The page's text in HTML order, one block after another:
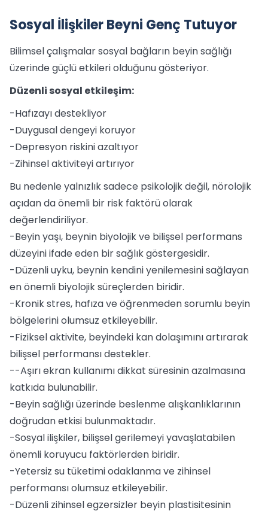
Sosyal İlişkiler Beyni Genç Tutuyor
Bilimsel çalışmalar sosyal bağların beyin sağlığı
üzerinde güçlü etkileri olduğunu gösteriyor.
Düzenli sosyal etkileşim:
-Hafızayı destekliyor
-Duygusal dengeyi koruyor
-Depresyon riskini azaltıyor
-Zihinsel aktiviteyi artırıyor
Bu nedenle yalnızlık sadece psikolojik değil, nörolojik
açıdan da önemli bir risk faktörü olarak
değerlendiriliyor.
-Beyin yaşı, beynin biyolojik ve bilişsel performans
düzeyini ifade eden bir sağlık göstergesidir.
-Düzenli uyku, beynin kendini yenilemesini sağlayan
en önemli biyolojik süreçlerden biridir.
-Kronik stres, hafıza ve öğrenmeden sorumlu beyin
bölgelerini olumsuz etkileyebilir.
-Fiziksel aktivite, beyindeki kan dolaşımını artırarak
bilişsel performansı destekler.
--Aşırı ekran kullanımı dikkat süresinin azalmasına
katkıda bulunabilir.
-Beyin sağlığı üzerinde beslenme alışkanlıklarının
doğrudan etkisi bulunmaktadır.
-Sosyal ilişkiler, bilişsel gerilemeyi yavaşlatabilen
önemli koruyucu faktörlerden biridir.
-Yetersiz su tüketimi odaklanma ve zihinsel
performansı olumsuz etkileyebilir.
-Düzenli zihinsel egzersizler beyin plastisitesinin